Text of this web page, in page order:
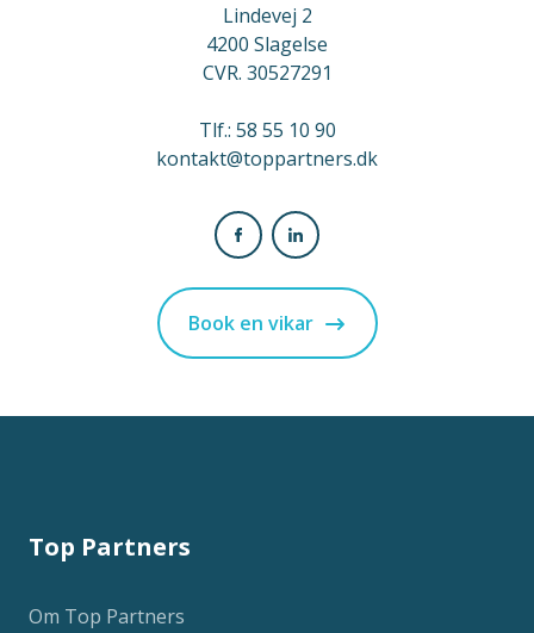
Lindevej 2
4200 Slagelse
CVR. 30527291
Tlf.: 58 55 10 90
kontakt@toppartners.dk
Book en vikar
Top Partners
Om Top Partners